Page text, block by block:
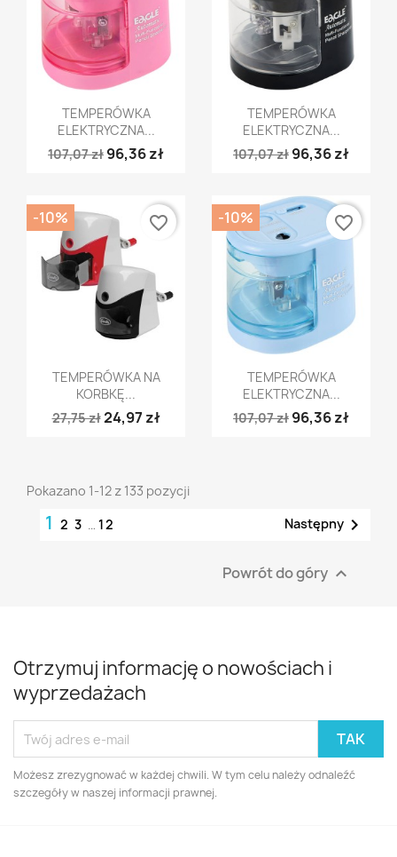
Szybki podgląd
TEMPERÓWKA
ELEKTRYCZNA...
107,07 zł 96,36 zł
Szybki podgląd
TEMPERÓWKA
ELEKTRYCZNA...
107,07 zł 96,36 zł
Szybki podgląd
TEMPERÓWKA NA
KORBKĘ...
27,75 zł24,97 zł
-10% favorite_border
Szybki podgląd
TEMPERÓWKA
ELEKTRYCZNA...
107,07 zł 96,36 zł
-10% favorite_border
Pokazano 1-12 z 133 pozycji
1 2 3 … 12 Następny 
Powrót do góry 
Otrzymuj informację o nowościach i
wyprzedażach
Możesz zrezygnować w każdej chwili. W tym celu należy odnaleźć
szczegóły w naszej informacji prawnej.